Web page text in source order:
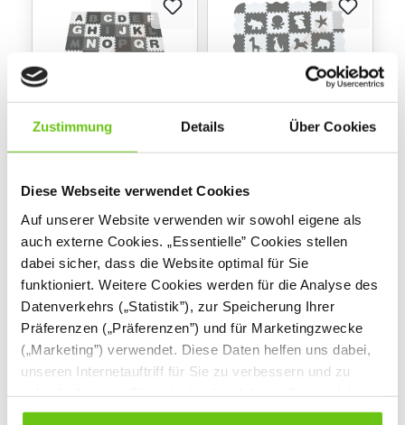
Zustimmung Details Über Cookies
Diese Webseite verwendet Cookies
Auf unserer Website verwenden wir sowohl eigene als
auch externe Cookies. „Essentielle” Cookies stellen
dabei sicher, dass die Website optimal für Sie
funktioniert. Weitere Cookies werden für die Analyse des
Datenverkehrs („Statistik”), zur Speicherung Ihrer
Präferenzen („Präferenzen”) und für Marketingzwecke
(„Marketing”) verwendet. Diese Daten helfen uns dabei,
unseren Internetauftriff für Sie zu verbessern und zu
Cookies Sie erlauben. Verweigern Sie Ihre Zustimmung,
537006